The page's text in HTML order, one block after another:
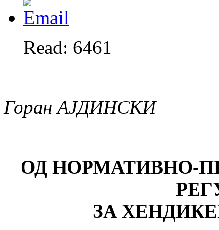
Read: 6461
Горан АЈДИНСКИ
ОД НОРМАТИВНО-
ЗА